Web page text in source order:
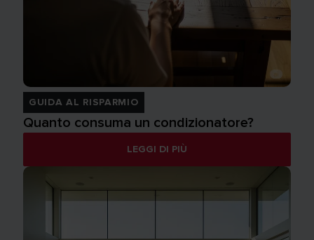
GUIDA AL RISPARMIO
Quanto consuma un condizionatore?
LEGGI DI PIÙ